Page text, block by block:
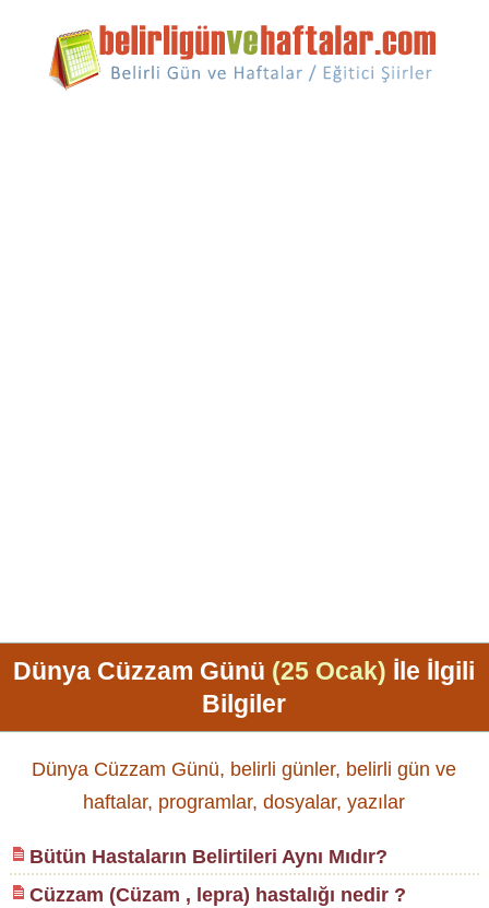
Dünya Cüzzam Günü (25 Ocak) İle İlgili
Bilgiler
Dünya Cüzzam Günü, belirli günler, belirli gün ve
haftalar, programlar, dosyalar, yazılar
Bütün Hastaların Belirtileri Aynı Mıdır?
Cüzzam (Cüzam , lepra) hastalığı nedir ?